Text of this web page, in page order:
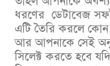
ধরণের ডেটাবেজ
এটি তৈরি করলে কোন
আর আপনাকে সেই
সিলেক্ট করতে হবে